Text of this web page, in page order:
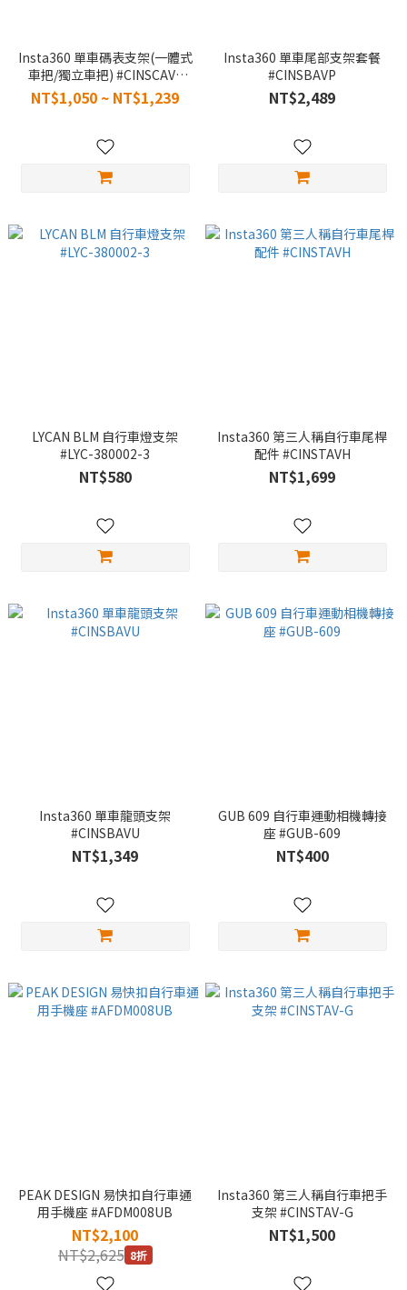
Insta360 單車碼表支架(一體式
車把/獨立車把) #CINSCAVS
#CINSCAVT
NT$1,050 ~ NT$1,239
Insta360 單車尾部支架套餐
#CINSBAVP
NT$2,489
LYCAN BLM 自行車燈支架
#LYC-380002-3
NT$580
Insta360 第三人稱自行車尾桿
配件 #CINSTAVH
NT$1,699
Insta360 單車龍頭支架
#CINSBAVU
NT$1,349
GUB 609 自行車運動相機轉接
座 #GUB-609
NT$400
PEAK DESIGN 易快扣自行車通
用手機座 #AFDM008UB
NT$2,100
NT$2,625 8折
Insta360 第三人稱自行車把手
支架 #CINSTAV-G
NT$1,500